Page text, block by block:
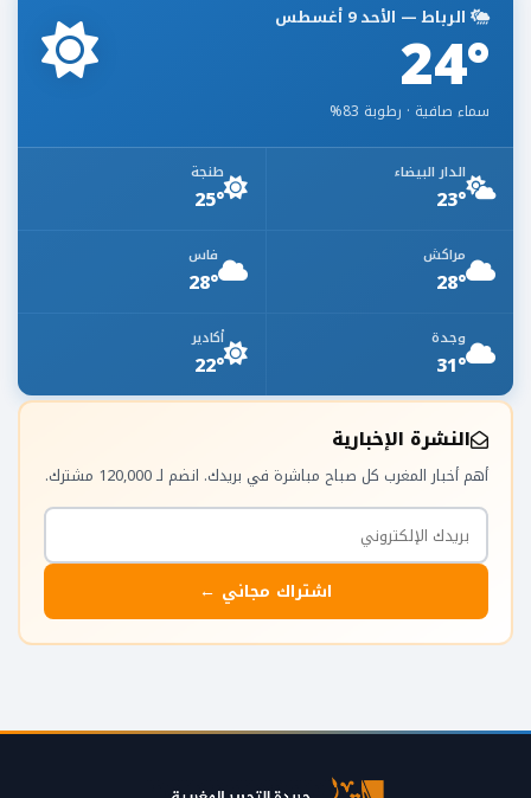
الرباط — الأحد 9 أغسطس
24°
سماء صافية · رطوبة 83%
الدار البيضاء
23°
طنجة
25°
مراكش
28°
فاس
28°
وجدة
31°
أكادير
22°
النشرة الإخبارية
أهم أخبار المغرب كل صباح مباشرة في بريدك. انضم لـ 120,000 مشترك.
اشتراك مجاني ←